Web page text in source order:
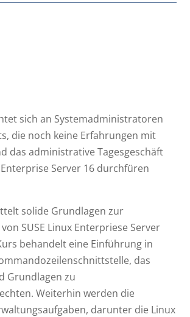
sich an Systemadministratoren
die noch keine Erfahrungen mit
das administrative Tagesgeschäft
Enterprise Server 16 durchfüren
solide Grundlagen zur
SUSE Linux Enterpriese Server
behandelt eine Einführung in
das
Grundlagen zu
Weiterhin werden die
darunter die Linux